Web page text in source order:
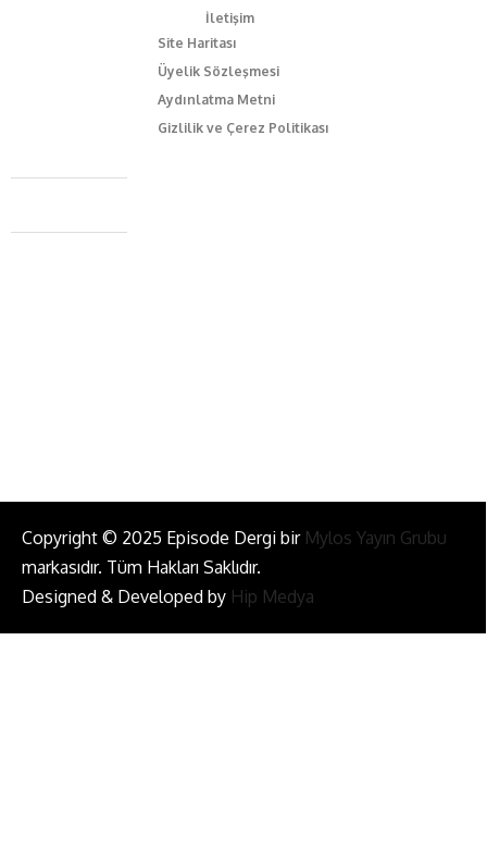
İletişim
Site Haritası
Üyelik Sözleşmesi
Aydınlatma Metni
Gizlilik ve Çerez Politikası
Caferağa Mah. Dr. Şakir Paşa Sok. No3/A Kadıköy İstanbul
+90 543 345 46 00
Copyright © 2025 Episode Dergi bir Mylos Yayın Grubu
markasıdır. Tüm Hakları Saklıdır.
Designed & Developed by Hip Medya